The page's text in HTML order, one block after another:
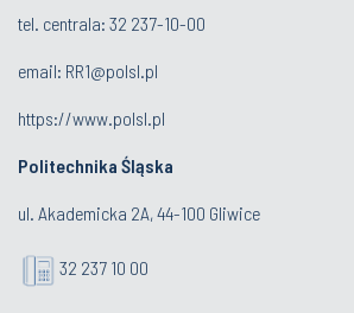
tel. centrala: 32 237-10-00
email: RR1@polsl.pl
https://www.polsl.pl
Politechnika Śląska
ul. Akademicka 2A, 44-100 Gliwice
32 237 10 00